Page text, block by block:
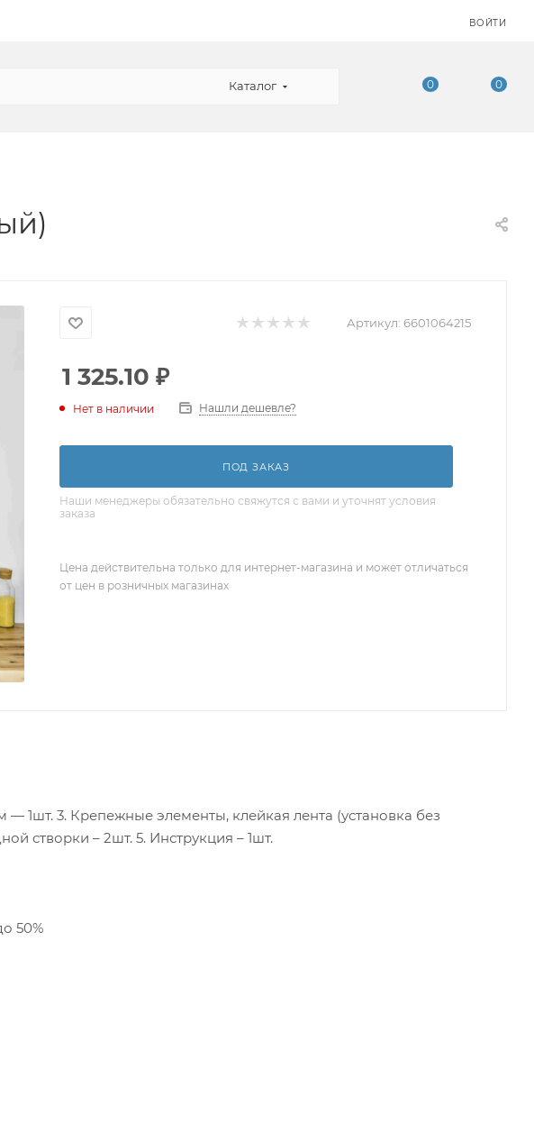
ВОЙТИ
Каталог 0 0
Артикул: 6601064215
1 325.10 ₽
Нет в наличии Нашли дешевле?
ПОД ЗАКАЗ
Наши менеджеры обязательно свяжутся с вами и уточнят условия
заказа
Цена действительна только для интернет-магазина и может отличаться
от цен в розничных магазинах
1шт. 3. Крепежные элементы, клейкая лента (установка без
створки – 2шт. 5. Инструкция – 1шт.
50%